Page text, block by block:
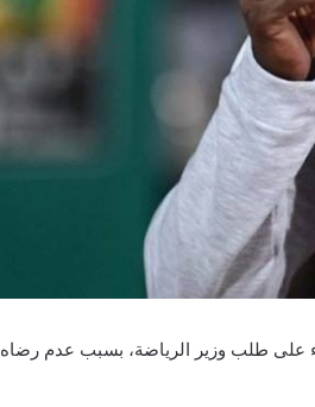
على طلب وزير الرياضة، بسبب عدم رضاه